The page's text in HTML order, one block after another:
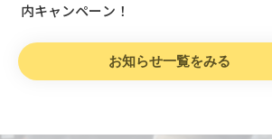
内キャンペーン！
お知らせ一覧をみる